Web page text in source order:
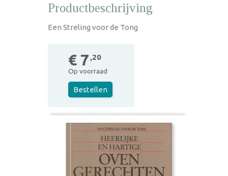
Productbeschrijving
Een Streling voor de Tong
€ 7 ,20
Op voorraad
Bestellen